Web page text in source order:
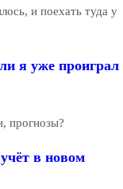
и поехать туда у
я уже проиграл
прогнозы?
в новом